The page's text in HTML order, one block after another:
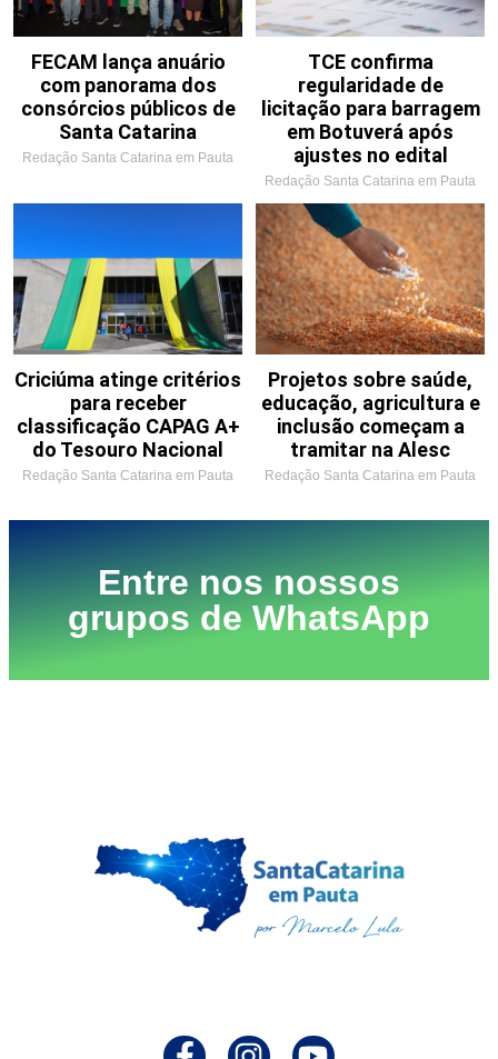
FECAM lança anuário
com panorama dos
consórcios públicos de
Santa Catarina
Redação Santa Catarina em Pauta
TCE confirma
regularidade de
licitação para barragem
em Botuverá após
ajustes no edital
Redação Santa Catarina em Pauta
Criciúma atinge critérios
para receber
classificação CAPAG A+
do Tesouro Nacional
Redação Santa Catarina em Pauta
Projetos sobre saúde,
educação, agricultura e
inclusão começam a
tramitar na Alesc
Redação Santa Catarina em Pauta
Entre nos nossos
grupos de WhatsApp